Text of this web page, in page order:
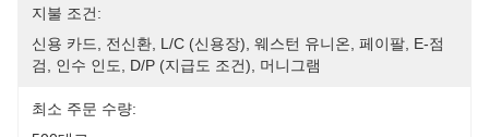
지불 조건:
신용 카드, 전신환, L/C (신용장), 웨스턴 유니온, 페이팔, E-점
검, 인수 인도, D/P (지급도 조건), 머니그램
최소 주문 수량: